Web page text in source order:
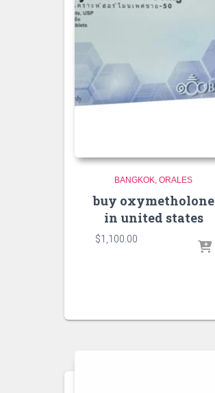
BANGKOK ORALES
buy oxymetholone
in united states
$1,100.00